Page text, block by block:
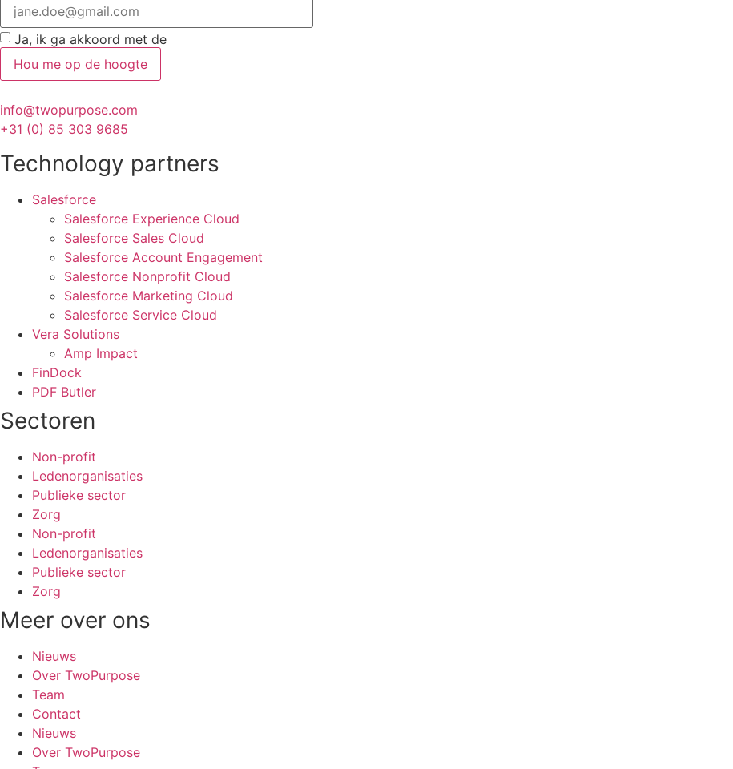
Ja, ik ga akkoord met de
Hou me op de hoogte
info@twopurpose.com
+31 (0) 85 303 9685
Technology partners
Salesforce
Salesforce Experience Cloud
Salesforce Sales Cloud
Salesforce Account Engagement
Salesforce Nonprofit Cloud
Salesforce Marketing Cloud
Salesforce Service Cloud
Vera Solutions
Amp Impact
FinDock
PDF Butler
Sectoren
Non-profit
Ledenorganisaties
Publieke sector
Zorg
Non-profit
Ledenorganisaties
Publieke sector
Zorg
Meer over ons
Nieuws
Over TwoPurpose
Team
Contact
Nieuws
Over TwoPurpose